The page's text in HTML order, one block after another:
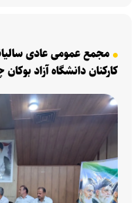
مجمع عمومی عادی
کارکنان دانشگاه آزاد